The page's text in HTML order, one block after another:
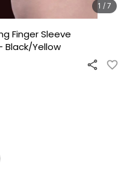
1 / 7
Finger Sleeve
Black/Yellow